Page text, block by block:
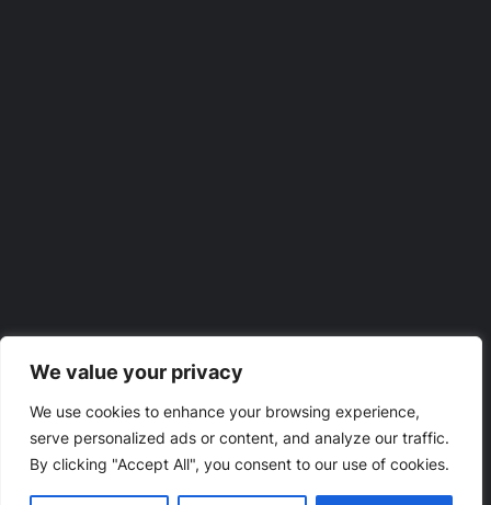
We value your privacy
We use cookies to enhance your browsing experience,
serve personalized ads or content, and analyze our traffic.
By clicking "Accept All", you consent to our use of cookies.